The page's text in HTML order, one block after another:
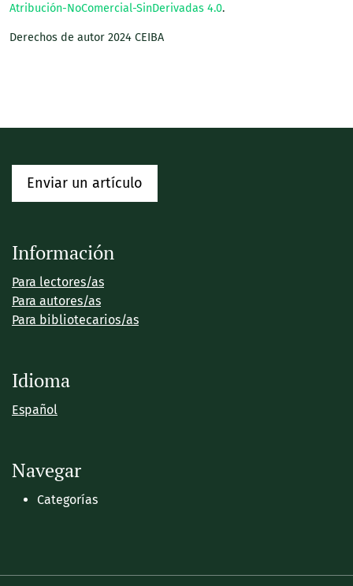
Atribución-NoComercial-SinDerivadas 4.0.
Derechos de autor 2024 CEIBA
Enviar un artículo
Información
Para lectores/as
Para autores/as
Para bibliotecarios/as
Idioma
Español
Navegar
Categorías